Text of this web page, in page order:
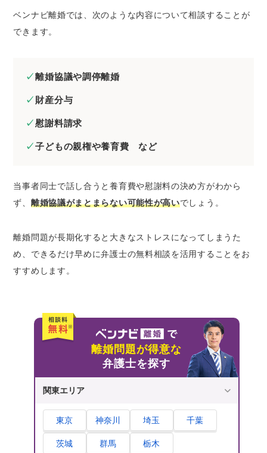
ベンナビ離婚では、次のような内容について相談することが
できます。
離婚協議や調停離婚
財産分与
慰謝料請求
子どもの親権や養育費 など
当事者同士で話し合うと養育費や慰謝料の決め方がわから
ず、 離婚協議がまとまらない可能性が高いでしょう。
離婚問題が長期化すると大きなストレスになってしまうた
め、できるだけ早めに弁護士の無料相談を活用することをお
すすめします。
離婚問題が得意な
弁護士を探す
関東エリア
東京 神奈川 埼玉 千葉
茨城 群馬 栃木